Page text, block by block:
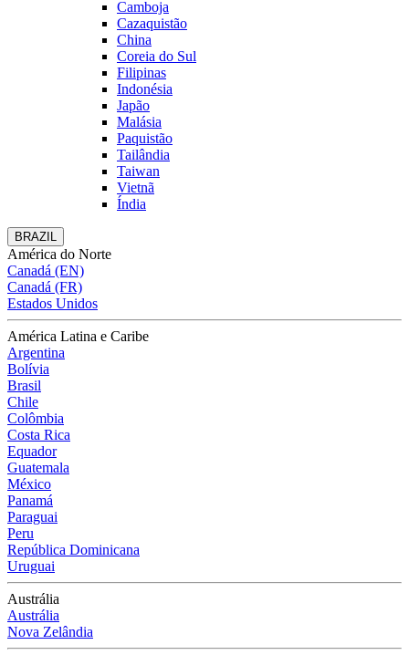
Camboja
Cazaquistão
China
Coreia do Sul
Filipinas
Indonésia
Japão
Malásia
Paquistão
Tailândia
Taiwan
Vietnã
Índia
BRAZIL
América do Norte
Canadá (EN)
Canadá (FR)
Estados Unidos
América Latina e Caribe
Argentina
Bolívia
Brasil
Chile
Colômbia
Costa Rica
Equador
Guatemala
México
Panamá
Paraguai
Peru
República Dominicana
Uruguai
Austrália
Austrália
Nova Zelândia